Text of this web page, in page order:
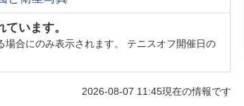
ています。
場合にのみ表示されます。 テニスオフ開催日の
2026-08-07 11:45現在の情報です